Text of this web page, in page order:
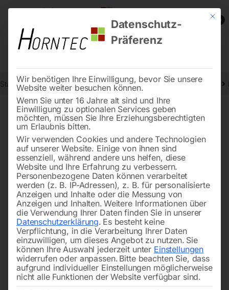
0
Start Schweisstechnologie NIRO-Reinigungsgeräte und Zubehör
Mit
Datenschutz-
Präferenz
Wir benötigen Ihre Einwilligung, bevor Sie unsere
Website weiter besuchen können.
Wenn Sie unter 16 Jahre alt sind und Ihre
Einwilligung zu optionalen Services geben
möchten, müssen Sie Ihre Erziehungsberechtigten
um Erlaubnis bitten.
Wir verwenden Cookies und andere Technologien
auf unserer Website. Einige von ihnen sind
essenziell, während andere uns helfen, diese
Website und Ihre Erfahrung zu verbessern.
Personenbezogene Daten können verarbeitet
werden (z. B. IP-Adressen), z. B. für personalisierte
Anzeigen und Inhalte oder die Messung von
Anzeigen und Inhalten. Weitere Informationen über
die Verwendung Ihrer Daten finden Sie in unserer
Datenschutzerklärung. Es besteht keine
Verpflichtung, in die Verarbeitung Ihrer Daten
einzuwilligen, um dieses Angebot zu nutzen. Sie
können Ihre Auswahl jederzeit unter Einstellungen
widerrufen oder anpassen. Bitte beachten Sie, dass
aufgrund individueller Einstellungen möglicherweise
nicht alle Funktionen der Website verfügbar sind.